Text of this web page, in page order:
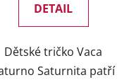
DETAIL
Dětské tričko Vaca
Saturnita patří